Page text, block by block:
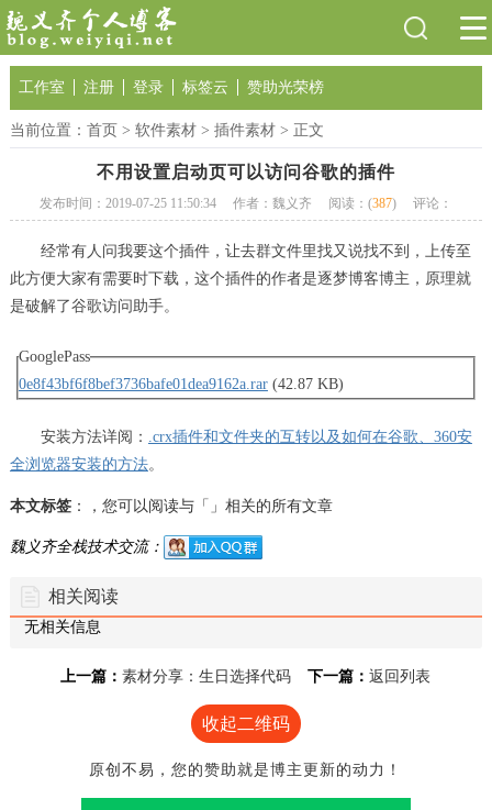
工作室 注册 登录 标签云 赞助光荣榜
当前位置： 首页 > 软件素材> 插件素材> 正文
不用设置启动页可以访问谷歌的插件
发布时间：2019-07-25 11:50:34 作者：魏义齐 阅读：(387) 评论：
经常有人问我要这个插件，让去群文件里找又说找不到，上传至
此方便大家有需要时下载，这个插件的作者是逐梦博客博主，原理就
是破解了谷歌访问助手。
GooglePass
0e8f43bf6f8bef3736bafe01dea9162a.rar(42.87 KB)
安装方法详阅： .crx插件和文件夹的互转以及如何在谷歌、360安
全浏览器安装的方法。
本文标签：，您可以阅读与「」相关的所有文章
魏义齐全栈技术交流：
相关阅读
无相关信息
上一篇：素材分享：生日选择代码 下一篇：返回列表
收起二维码
原创不易，您的赞助就是博主更新的动力！